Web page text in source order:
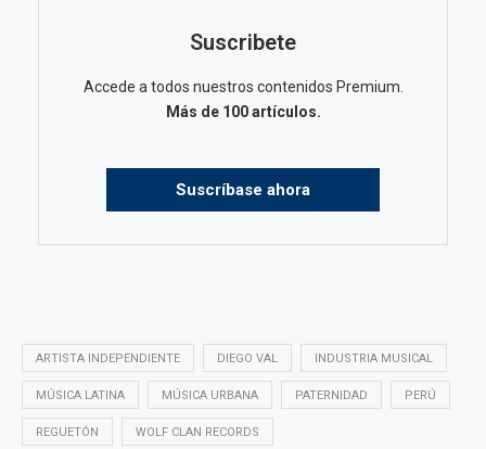
Suscribete
Accede a todos nuestros contenidos Premium.
Más de 100 artículos.
Suscríbase ahora
ARTISTA INDEPENDIENTE DIEGO VAL INDUSTRIA MUSICAL
MÚSICA LATINA MÚSICA URBANA PATERNIDAD PERÚ
REGUETÓN WOLF CLAN RECORDS